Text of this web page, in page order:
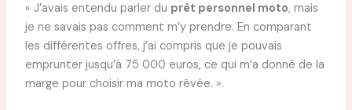
« J’avais entendu parler du prêt personnel moto, mais
je ne savais pas comment m’y prendre. En comparant
les différentes offres, j’ai compris que je pouvais
emprunter jusqu’à 75 000 euros, ce qui m’a donné de la
marge pour choisir ma moto rêvée. ».